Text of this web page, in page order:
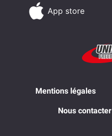
App store
Mentions légales
Nous contacter